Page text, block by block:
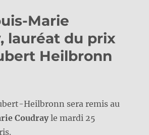
Marie
lauréat du prix
Heilbronn
Heilbronn sera remis au
Coudrayle mardi 25